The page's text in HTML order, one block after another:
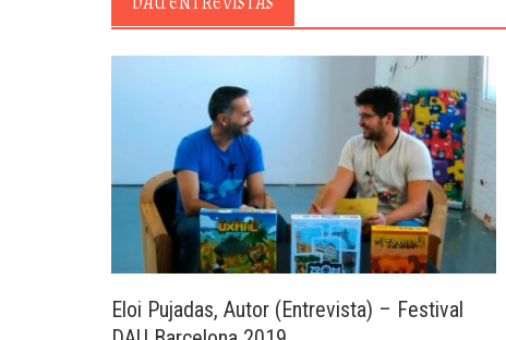
Eloi Pujadas, Autor (Entrevista) – Festival